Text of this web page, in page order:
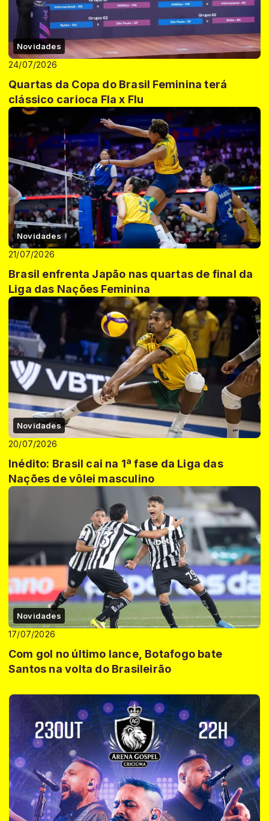
Novidades
24/07/2026
Quartas da Copa do Brasil Feminina terá
clássico carioca Fla x Flu
Novidades
21/07/2026
Brasil enfrenta Japão nas quartas de final da
Liga das Nações Feminina
Novidades
20/07/2026
Inédito: Brasil cai na 1ª fase da Liga das
Nações de vôlei masculino
Novidades
17/07/2026
Com gol no último lance, Botafogo bate
Santos na volta do Brasileirão